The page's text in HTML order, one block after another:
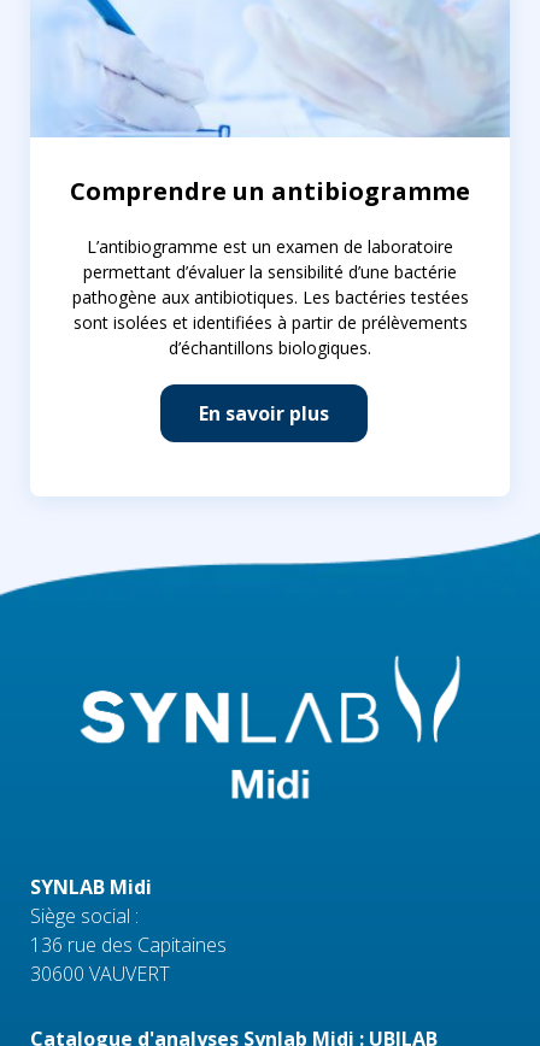
Comprendre un antibiogramme
L’antibiogramme est un examen de laboratoire
permettant d’évaluer la sensibilité d’une bactérie
pathogène aux antibiotiques. Les bactéries testées
sont isolées et identifiées à partir de prélèvements
d’échantillons biologiques.
En savoir plus
SYNLAB Midi
Siège social :
136 rue des Capitaines
30600 VAUVERT
Catalogue d'analyses Synlab Midi : UBILAB